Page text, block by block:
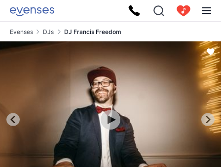
Evenses DJs DJ Francis Freedom